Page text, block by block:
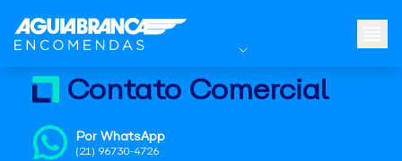
Contato Comercial
Por WhatsApp
(21) 96730-4726